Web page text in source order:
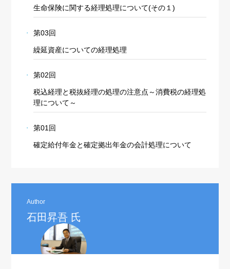
生命保険に関する経理処理について(その１)
第03回
繰延資産についての経理処理
第02回
税込経理と税抜経理の処理の注意点～消費税の経理処
理について～
第01回
確定給付年金と確定拠出年金の会計処理について
Author
石田昇吾 氏